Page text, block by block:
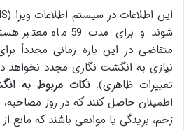
شوند و برای مدت 59
متقاضی در این بازه زمانی مجدداً
نیازی به انگشت نگاری مجدد
تغییرات ظاهری).نکات مربوط به
اطمینان حاصل کنند که در روز
زخم، بریدگی یا موانعی باشند که مانع